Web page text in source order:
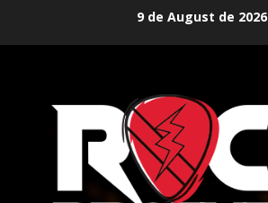
9 de August de 2026